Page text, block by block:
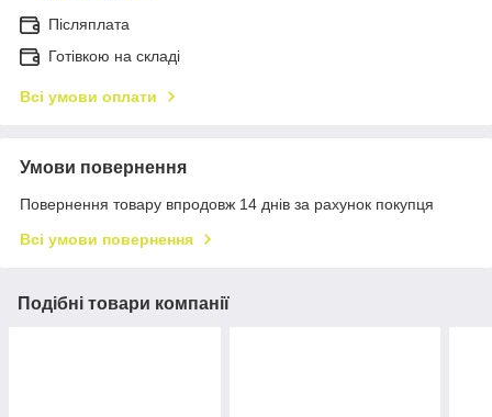
Післяплата
Готівкою на складі
Всі умови оплати
Умови повернення
Повернення товару впродовж 14 днів за рахунок покупця
Всі умови повернення
Подібні товари компанії